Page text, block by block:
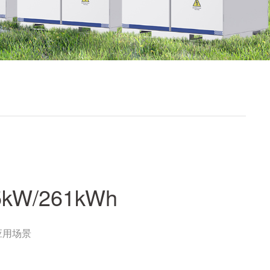
261kWh
用场景